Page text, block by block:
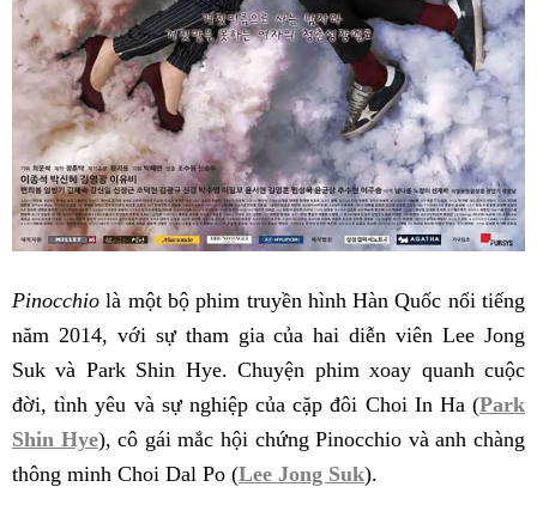
Pinocchio là một bộ phim truyền hình Hàn Quốc nổi tiếng
năm 2014, với sự tham gia của hai diễn viên Lee Jong
Suk và Park Shin Hye. Chuyện phim xoay quanh cuộc
đời, tình yêu và sự nghiệp của cặp đôi Choi In Ha (Park
Shin Hye), cô gái mắc hội chứng Pinocchio và anh chàng
thông minh Choi Dal Po (Lee Jong Suk).